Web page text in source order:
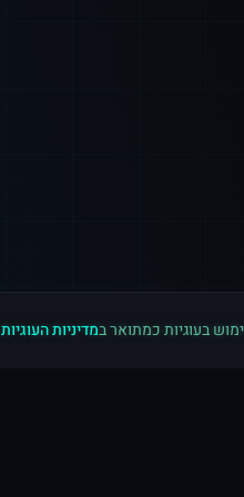
בעוגיות כמתואר במדיניות העוגיות